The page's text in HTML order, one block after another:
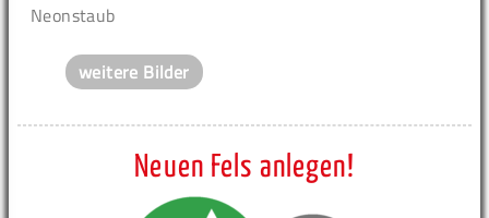
Neonstaub
weitere Bilder
Neuen Fels anlegen!